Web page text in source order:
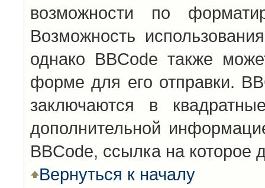
возможности по
Возможность
однако BBCode также
форме для его отправки.
заключаются в
дополнительной
BBCode, ссылка на
Вернуться к началу